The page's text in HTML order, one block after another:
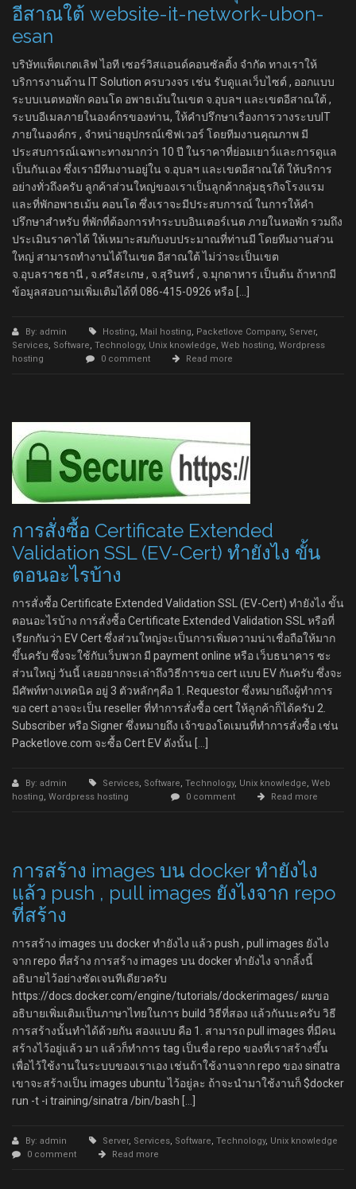
อีสาณใต้ website-it-network-ubon-
esan
บริษัทแพ็ตเกตเลิฟ ไอที เซอร์วิสแอนด์คอนซัลติ้ง จำกัด ทางเราให้
บริการงานด้าน IT Solution ครบวงจร เช่น รับดูแลเว็บไซต์ , ออกแบบ
ระบบเนตหอพัก คอนโด อพาธเม้นในเขต จ.อุบลฯ และเขตอีสาณใต้ ,
ระบบอีเมลภายในองค์กรของท่าน, ให้คำปรึกษาเรื่องการวางระบบIT
ภายในองค์กร , จำหน่ายอุปกรณ์เซิฟเวอร์ โดยทีมงานคุณภาพ มี
ประสบการณ์เฉพาะทางมากว่า 10 ปี ในราคาที่ย่อมเยาว์และการดูแล
เป็นกันเอง ซึ่งเรามีทีมงานอยู่ใน จ.อุบลฯ และเขตอีสาณใต้ ให้บริการ
อย่างทั่วถึงครับ ลูกค้าส่วนใหญ่ของเราเป็นลูกค้ากลุ่มธุรกิจโรงแรม
และที่พักอพาธเม้น คอนโด ซึ่งเราจะมีประสบการณ์ ในการให้คำ
ปรึกษาสำหรับ ที่พักที่ต้องการทำระบบอินเตอร์เนต ภายในหอพัก รวมถึง
ประเมินราคาได้ ให้เหมาะสมกับงบประมาณที่ท่านมี โดยทีมงานส่วน
ใหญ่ สามารถทำงานได้ในเขต อีสาณใต้ ไม่ว่าจะเป็นเขต
จ.อุบลราชธานี , จ.ศรีสะเกษ , จ.สุรินทร์ , จ.มุกดาหาร เป็นต้น ถ้าหากมี
ข้อมูลสอบถามเพิ่มเติมได้ที่ 086-415-0926 หรือ […]
By: admin Hosting, Mail hosting, Packetlove Company, Server,
Services, Software, Technology, Unix knowledge, Web hosting, Wordpress
hosting
0 comment Read more
การสั่งซื้อ Certificate Extended
Validation SSL (EV-Cert) ทำยังไง ขั้น
ตอนอะไรบ้าง
การสั่งซื้อ Certificate Extended Validation SSL (EV-Cert) ทำยังไง ขั้น
ตอนอะไรบ้าง การสั่งซื้อ Certificate Extended Validation SSL หรือที่
เรียกกันว่า EV Cert ซึ่งส่วนใหญ่จะเป็นการเพิ่มความน่าเชื่อถือให้มาก
ขึ้นครับ ซึ่งจะใช้กับเว็บพวก มี payment online หรือ เว็บธนาคาร ซะ
ส่วนใหญ่ วันนี้ เลยอยากจะเล่าถึงวิธีการขอ cert แบบ EV กันครับ ซึ่งจะ
มีศัพท์ทางเทคนิค อยู่ 3 ตัวหลักๆคือ 1. Requestor ซึ่งหมายถึงผู้ทำการ
ขอ cert อาจจะเป็น reseller ที่ทำการสั่งซื้อ cert ให้ลูกค้าก็ได้ครับ 2.
Subscriber หรือ Signer ซึ่งหมายถึง เจ้าของโดเมนที่ทำการสั่งซื้อ เช่น
Packetlove.com จะซื้อ Cert EV ดังนั้น […]
By: admin Services, Software, Technology, Unix knowledge, Web
hosting, Wordpress hosting 0 comment Read more
การสร้าง images บน docker ทำยังไง
แล้ว push , pull images ยังไงจาก repo
ที่สร้าง
การสร้าง images บน docker ทำยังไง แล้ว push , pull images ยังไง
จาก repo ที่สร้าง การสร้าง images บน docker ทำยังไง จากลิ้งนี้
อธิบายไว้อย่างชัดเจนทีเดียวครับ
https://docs.docker.com/engine/tutorials/dockerimages/ ผมขอ
อธิบายเพิ่มเติมเป็นภาษาไทยในการ build วิธีที่สอง แล้วกันนะครับ วิธี
การสร้างนั้นทำได้ด้วยกัน สองแบบ คือ 1. สามารถ pull images ที่มีคน
สร้างไว้อยู่แล้ว มา แล้วก็ทำการ tag เป็นชื่อ repo ของที่เราสร้างขึ้น
เพื่อไว้ใช้งานในระบบของเราเอง เช่นถ้าใช้งานจาก repo ของ sinatra
เขาจะสร้างเป็น images ubuntu ไว้อยู่ละ ถ้าจะนำมาใช้งานก็ $docker
run -t -i training/sinatra /bin/bash […]
By: admin Server, Services, Software, Technology, Unix knowledge
0 comment
Read more